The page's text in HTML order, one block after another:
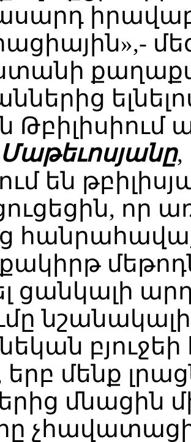
,
են
որ
ցանկալի
բյուջեի
երբ մենք
մնացին